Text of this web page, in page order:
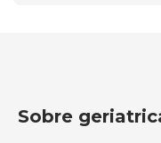
Sobre